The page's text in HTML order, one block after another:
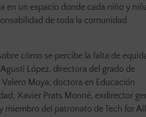
en un espacio donde cada niño y
de toda la comunidad
cómo se percibe la falta de
López, directora del grado de
Moya, doctora en Educación
Xavier Prats Monné, exdirector
miembro del patronato de Tech for